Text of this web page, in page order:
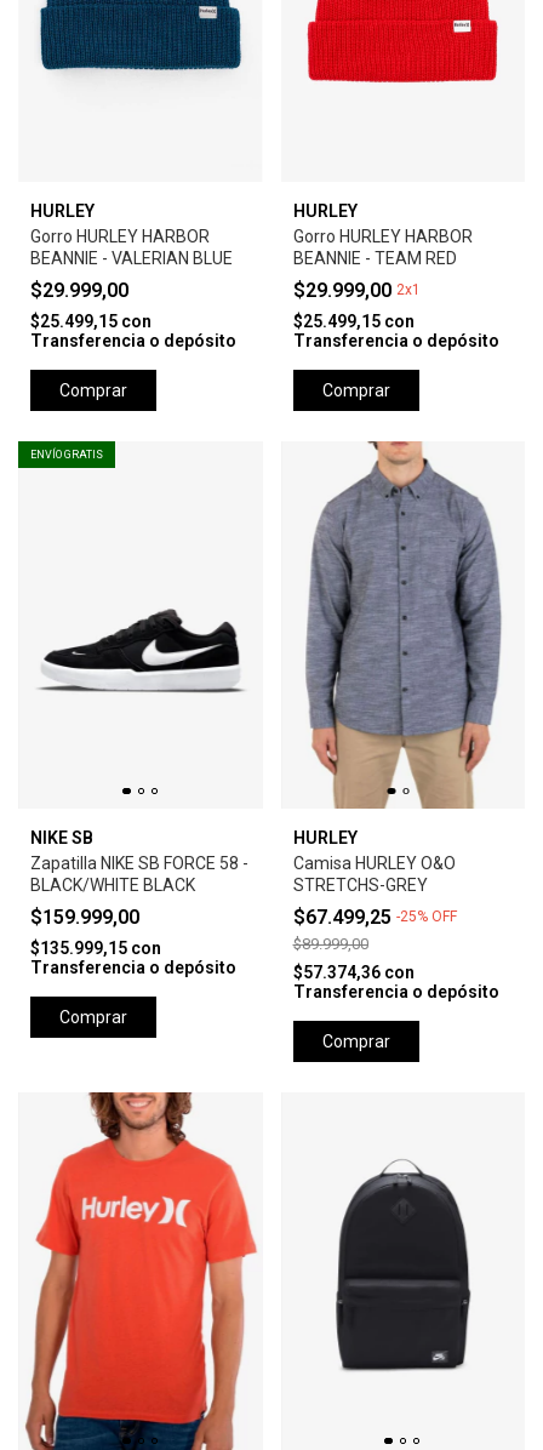
HURLEY
Gorro HURLEY HARBOR
BEANNIE - VALERIAN BLUE
$29.999,00
$25.499,15 con
Transferencia o depósito
Comprar
HURLEY
Gorro HURLEY HARBOR
BEANNIE - TEAM RED
$29.999,00 2x1
$25.499,15 con
Transferencia o depósito
Comprar
ENVÍO GRATIS
NIKE SB
Zapatilla NIKE SB FORCE 58 -
BLACK/WHITE BLACK
$159.999,00
$135.999,15 con
Transferencia o depósito
Comprar
HURLEY
Camisa HURLEY O&O
STRETCHS-GREY
$67.499,25 -25% OFF
$89.999,00
$57.374,36 con
Transferencia o depósito
Comprar